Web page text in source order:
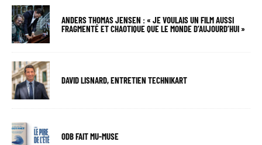
ANDERS THOMAS JENSEN : « JE VOULAIS UN FILM AUSSI
FRAGMENTÉ ET CHAOTIQUE QUE LE MONDE D’AUJOURD’HUI »
DAVID LISNARD, ENTRETIEN TECHNIKART
ODB FAIT MU-MUSE